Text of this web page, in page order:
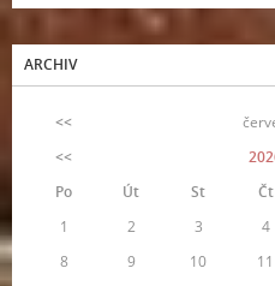
ARCHIV
<<
<<
Po
Út St Čt
1
2 3 4
8
9 10 11